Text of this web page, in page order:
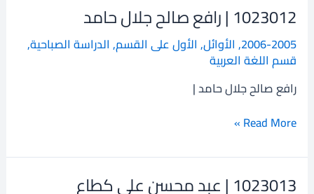
1023012 | رافع صالح جلال حامد
2006-2005
, الأوائل, الأول على القسم, الدراسة الصباحية,
قسم اللغة العربية
رافع صالح جلال حامد |
1023012
رافع
صالح
جلال
حامد
Read More »
1023013 | عبد محسن علي كطاع
1023013